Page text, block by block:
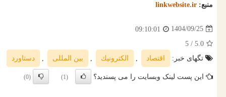
منبع: linkwebsite.ir
1404/09/25
09:10:01
5.0
/ 5
تگهای خبر:
اقتصاد , الكترونیك , بین المللی , دستاورد
این پست لینک وبسایت را می پسندید؟ (1)
(0)